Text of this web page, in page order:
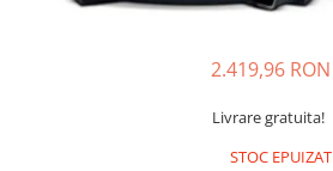
2.419,96 RON
Livrare gratuita!
STOC EPUIZAT